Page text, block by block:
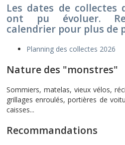
Les dates de collectes
ont pu évoluer.
calendrier pour plus de
Planning des collectes 2026
Nature des "monstres"
Sommiers, matelas, vieux vélos,
grillages enroulés, portières de
caisses...
Recommandations